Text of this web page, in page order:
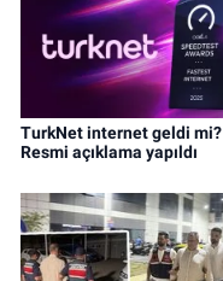
TurkNet internet geldi mi?
Resmi açıklama yapıldı